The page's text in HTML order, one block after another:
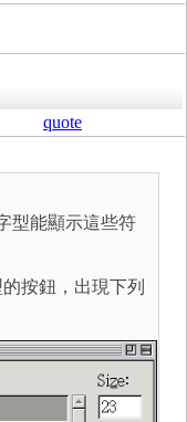
quote
型能顯示這些符
按鈕，出現下列